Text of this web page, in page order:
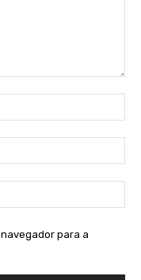
para a